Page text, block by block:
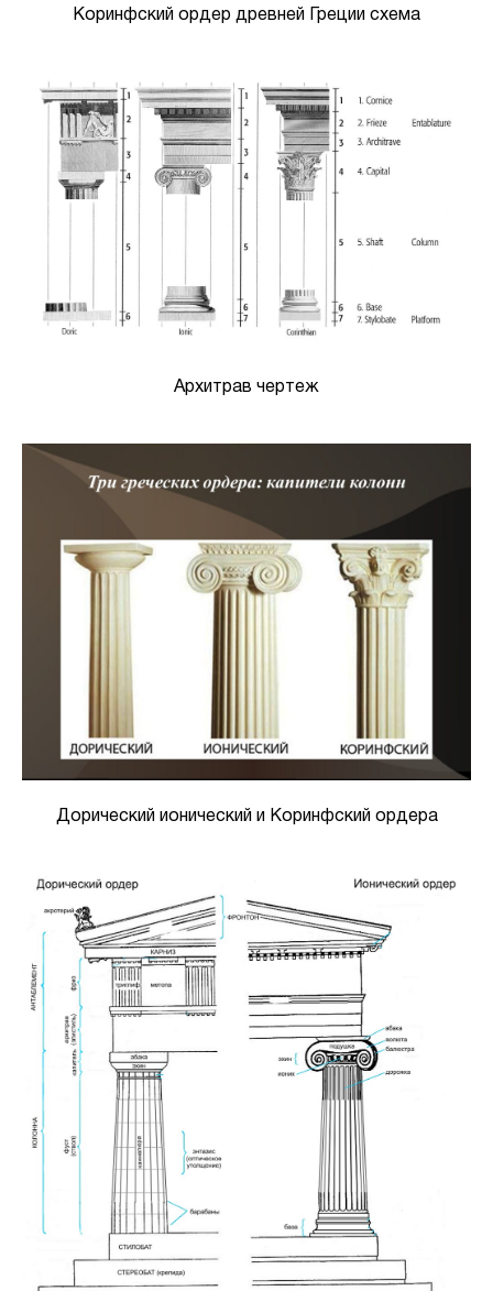
Коринфский ордер древней Греции схема
Архитрав чертеж
Дорический ионический и Коринфский ордера